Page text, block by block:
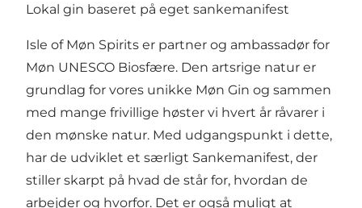
Lokal gin baseret på eget sankemanifest
Isle of Møn Spirits er partner og ambassadør for
Møn UNESCO Biosfære. Den artsrige natur er
grundlag for vores unikke Møn Gin og sammen
med mange frivillige høster vi hvert år råvarer i
den mønske natur. Med udgangspunkt i dette,
har de udviklet et særligt Sankemanifest, der
stiller skarpt på hvad de står for, hvordan de
arbejder og hvorfor. Det er også muligt at